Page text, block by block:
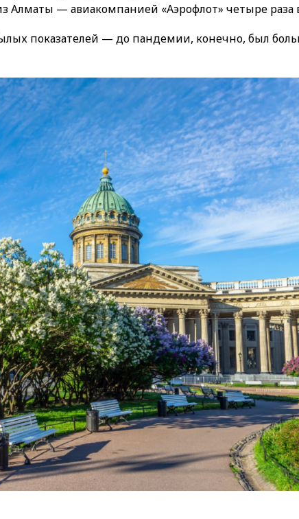
Алматы — авиакомпанией «Аэрофлот» четыре раза
показателей — до пандемии, конечно, был